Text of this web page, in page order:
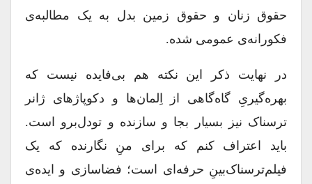
حقوق زنان و حقوق زمین بدل به یک مطالبه‌ی
فکورانه‌ی عمومی شده.
در نهایت ذکر این نکته هم بی‌فایده نیست که
بهره‌گیریِ گاه‌گاهی از اِلمان‌ها و دکوپاژهای ژانر
ترسناک نیز بسیار بجا و سازنده و تودل‌برو است.
باید اعتراف کنم که برای منِ نگارنده که یک
فیلم‌ترسناک‌بینِ حرفه‌ای است؛ فضاسازی و ایده‌ی